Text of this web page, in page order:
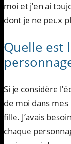
moi et j’en ai
dont je ne peux
Quelle est
Si je considère
de moi dans
fille. J’avais
chaque